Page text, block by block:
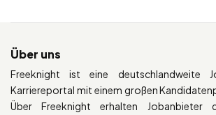
Über uns
Freeknight ist eine deutschlandweite
Karriereportal mit einem großen
Über Freeknight erhalten Jobanbieter